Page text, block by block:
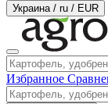
Украина / ru / EUR
Избранное